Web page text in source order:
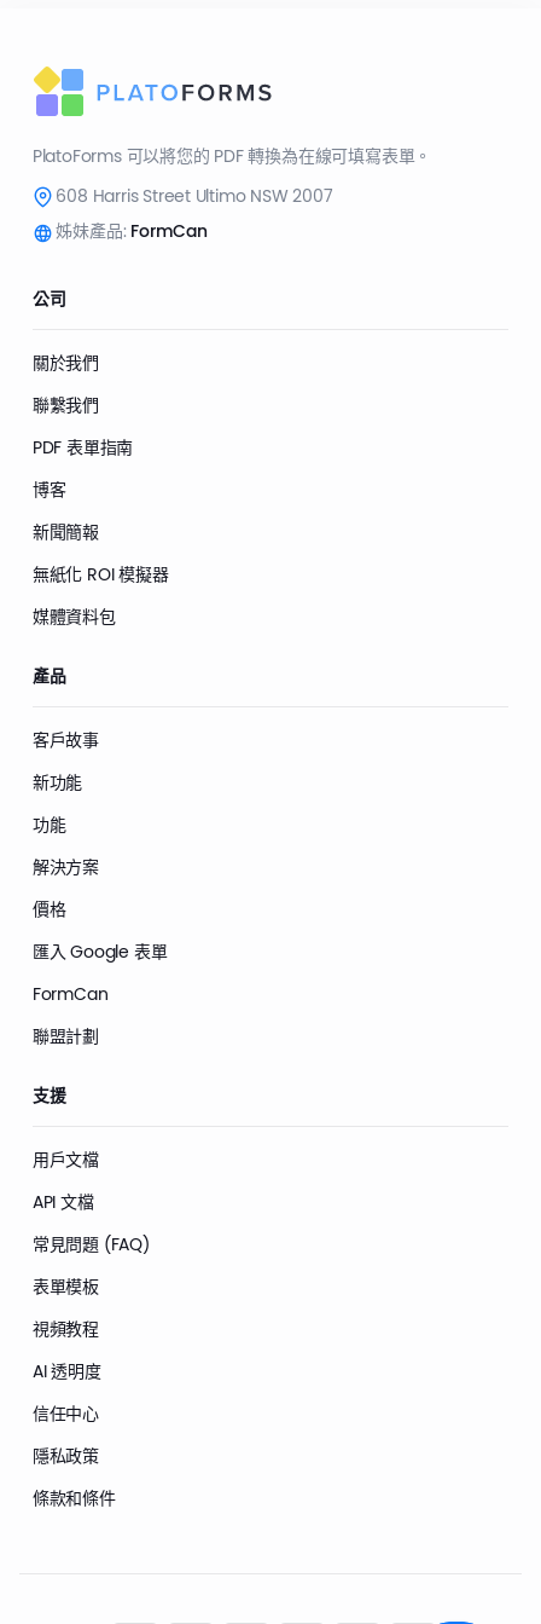
PlatoForms 可以將您的 PDF 轉換為在線可填寫表單。
608 Harris Street Ultimo NSW 2007
姊妹產品: FormCan
公司
關於我們
聯繫我們
PDF 表單指南
博客
新聞簡報
無紙化 ROI 模擬器
媒體資料包
產品
客戶故事
新功能
功能
解決方案
價格
匯入 Google 表單
FormCan
聯盟計劃
支援
用戶文檔
API 文檔
常見問題 (FAQ)
表單模板
視頻教程
AI 透明度
信任中心
隱私政策
條款和條件